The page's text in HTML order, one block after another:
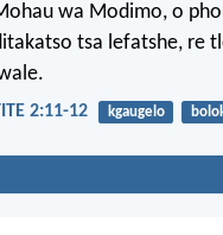
wa Modimo, o
tsa lefatshe, re
2:11-12 kgaugelo